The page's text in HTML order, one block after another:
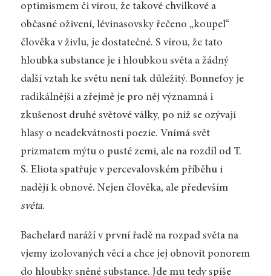
optimismem či vírou, že takové chvilkové a
občasné oživení, lévinasovsky řečeno „koupel“
člověka v živlu, je dostatečné. S vírou, že tato
hloubka substance je i hloubkou světa a žádný
další vztah ke světu není tak důležitý. Bonnefoy je
radikálnější a zřejmě je pro něj významná i
zkušenost druhé světové války, po níž se ozývají
hlasy o neadekvátnosti poezie. Vnímá svět
prizmatem mýtu o pusté zemi, ale na rozdíl od T.
S. Eliota spatřuje v percevalovském příběhu i
naději k obnově. Nejen člověka, ale především
světa.
Bachelard naráží v první řadě na rozpad světa na
vjemy izolovaných věcí a chce jej obnovit ponorem
do hloubky sněné substance. Jde mu tedy spíše